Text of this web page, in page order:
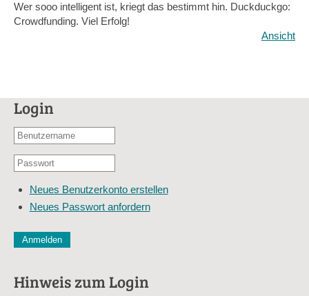
Wer sooo intelligent ist, kriegt das bestimmt hin. Duckduckgo:
Crowdfunding. Viel Erfolg!
Ansicht
Login
Benutzername
E-
Adresse
Passwort
Neues Benutzerkonto erstellen
Neues Passwort anfordern
Diese Sicherheitsfrage überprüft, ob Sie ein menschlicher
Sag mir nicht, wie viele Sternlein stehen
Hinweis zum Login